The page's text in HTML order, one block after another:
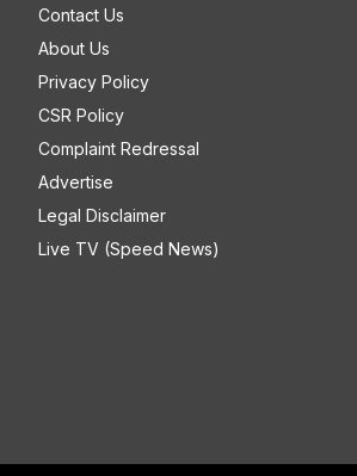
Contact Us
About Us
Privacy Policy
CSR Policy
Complaint Redressal
Advertise
Legal Disclaimer
Live TV (Speed News)